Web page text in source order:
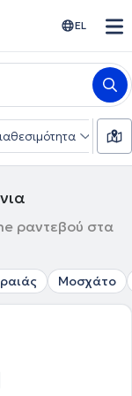
EL
ραντεβού στα
Μοσχάτο